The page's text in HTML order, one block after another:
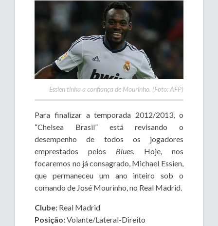
Essien tinha a confiança de Mourinho. (Foto: AFP)
Para finalizar a temporada 2012/2013, o
“Chelsea Brasil” está revisando o
desempenho de todos os jogadores
emprestados pelos Blues. Hoje, nos
focaremos no já consagrado, Michael Essien,
que permaneceu um ano inteiro sob o
comando de José Mourinho, no Real Madrid.
Clube: Real Madrid
Posição:Volante/Lateral-Direito